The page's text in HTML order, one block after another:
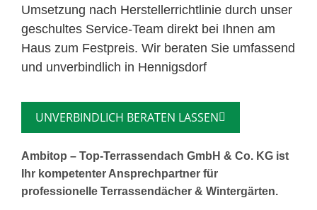
Umsetzung nach Herstellerrichtlinie durch unser
geschultes Service-Team direkt bei Ihnen am
Haus zum Festpreis. Wir beraten Sie umfassend
und unverbindlich in Hennigsdorf
UNVERBINDLICH BERATEN LASSEN
Ambitop – Top-Terrassendach GmbH & Co. KG ist
Ihr kompetenter Ansprechpartner für
professionelle Terrassendächer & Wintergärten.